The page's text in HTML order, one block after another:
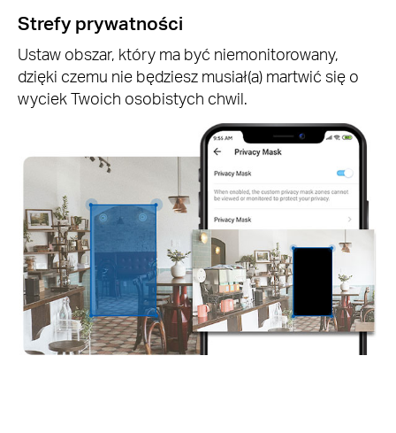
Strefy prywatności
Ustaw obszar, który ma być niemonitorowany,
dzięki czemu nie będziesz musiał(a) martwić się o
wyciek Twoich osobistych chwil.